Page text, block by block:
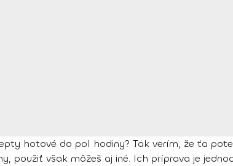
hotové do pol hodiny? Tak verím, že ťa
použiť však môžeš aj iné. Ich príprava je